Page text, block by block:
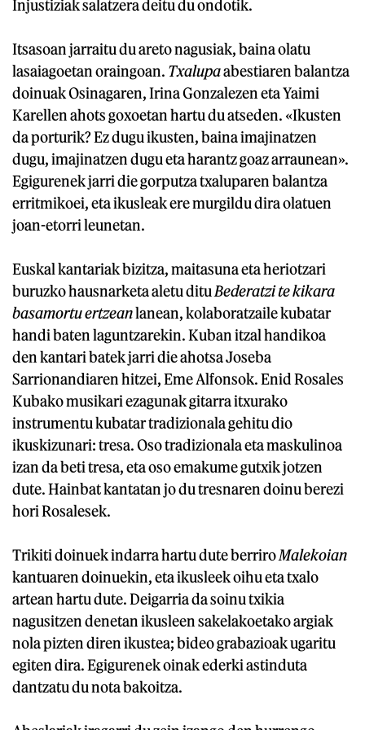
Injustiziak salatzera deitu du ondotik.
Itsasoan jarraitu du areto nagusiak, baina olatu
lasaiagoetan oraingoan. Txalupaabestiaren balantza
doinuak Osinagaren, Irina Gonzalezen eta Yaimi
Karellen ahots goxoetan hartu du atseden. «Ikusten
da porturik? Ez dugu ikusten, baina imajinatzen
dugu, imajinatzen dugu eta harantz goaz arraunean».
Egigurenek jarri die gorputza txaluparen balantza
erritmikoei, eta ikusleak ere murgildu dira olatuen
joan-etorri leunetan.
Euskal kantariak bizitza, maitasuna eta heriotzari
buruzko hausnarketa aletu ditu Bederatzi te kikara
basamortu ertzeanlanean, kolaboratzaile kubatar
handi baten laguntzarekin. Kuban itzal handikoa
den kantari batek jarri die ahotsa Joseba
Sarrionandiaren hitzei, Eme Alfonsok. Enid Rosales
Kubako musikari ezagunak gitarra itxurako
instrumentu kubatar tradizionala gehitu dio
ikuskizunari: tresa. Oso tradizionala eta maskulinoa
izan da beti tresa, eta oso emakume gutxik jotzen
dute. Hainbat kantatan jo du tresnaren doinu berezi
hori Rosalesek.
Trikiti doinuek indarra hartu dute berriroMalekoian
kantuaren doinuekin, eta ikusleek oihu eta txalo
artean hartu dute. Deigarria da soinu txikia
nagusitzen denetan ikusleen sakelakoetako argiak
nola pizten diren ikustea; bideo grabazioak ugaritu
egiten dira. Egigurenek oinak ederki astinduta
dantzatu du nota bakoitza.